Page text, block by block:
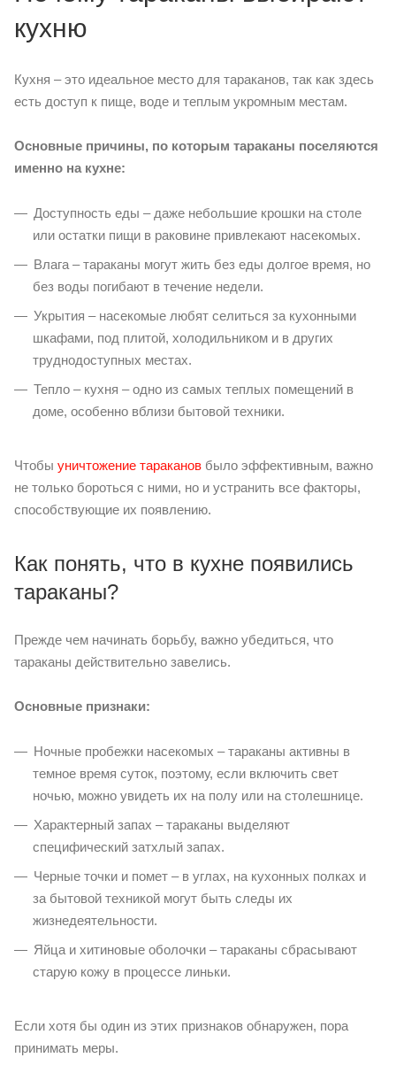
кухню
Кухня – это идеальное место для тараканов, так как здесь
есть доступ к пище, воде и теплым укромным местам.
Основные причины, по которым тараканы поселяются
именно на кухне:
Доступность еды – даже небольшие крошки на столе
или остатки пищи в раковине привлекают насекомых.
Влага – тараканы могут жить без еды долгое время, но
без воды погибают в течение недели.
Укрытия – насекомые любят селиться за кухонными
шкафами, под плитой, холодильником и в других
труднодоступных местах.
Тепло – кухня – одно из самых теплых помещений в
доме, особенно вблизи бытовой техники.
Чтобы уничтожение тараканов было эффективным, важно
не только бороться с ними, но и устранить все факторы,
способствующие их появлению.
Как понять, что в кухне появились
тараканы?
Прежде чем начинать борьбу, важно убедиться, что
тараканы действительно завелись.
Основные признаки:
Ночные пробежки насекомых – тараканы активны в
темное время суток, поэтому, если включить свет
ночью, можно увидеть их на полу или на столешнице.
Характерный запах – тараканы выделяют
специфический затхлый запах.
Черные точки и помет – в углах, на кухонных полках и
за бытовой техникой могут быть следы их
жизнедеятельности.
Яйца и хитиновые оболочки – тараканы сбрасывают
старую кожу в процессе линьки.
Если хотя бы один из этих признаков обнаружен, пора
принимать меры.